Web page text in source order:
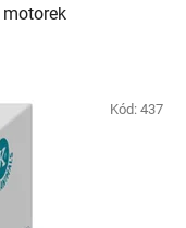
Kód: 437